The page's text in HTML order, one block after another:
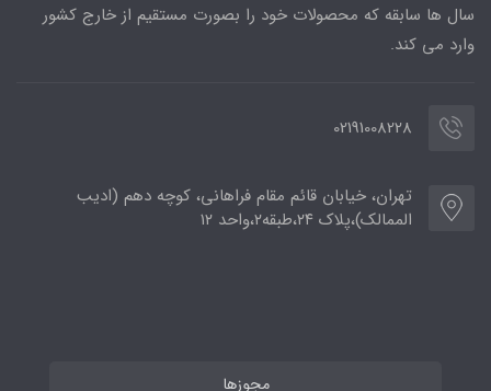
سال ها سابقه که محصولات خود را بصورت مستقیم از خارج کشور
وارد می کند.
02191008228
تهران، خیابان قائم مقام فراهانی، کوچه دهم (ادیب
الممالک)،پلاک ۲۴،طبقه۲،واحد ۱۲
مجوزها